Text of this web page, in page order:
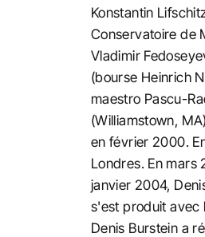
Konstantin
Conservatoire de
Vladimir
(bourse Heinrich
maestro Pascu-
(Williamstown,
en février 2000.
Londres. En mars
janvier 2004,
s'est produit avec
Denis Burstein a